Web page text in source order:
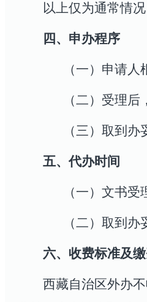
以上仅为通常情
四、申办程序
（一）申请
（二）受理
（三）取到
五、代办时间
（一）文书受
（二）取到
六、收费标准及
西藏自治区外办